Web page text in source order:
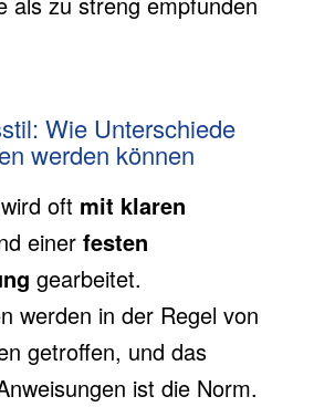
Wie Unterschiede
werden können
wird oft mit klaren
einer festen
gearbeitet.
werden in der Regel von
getroffen, und das
ist die Norm.